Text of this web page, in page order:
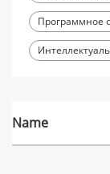
Программное
Name